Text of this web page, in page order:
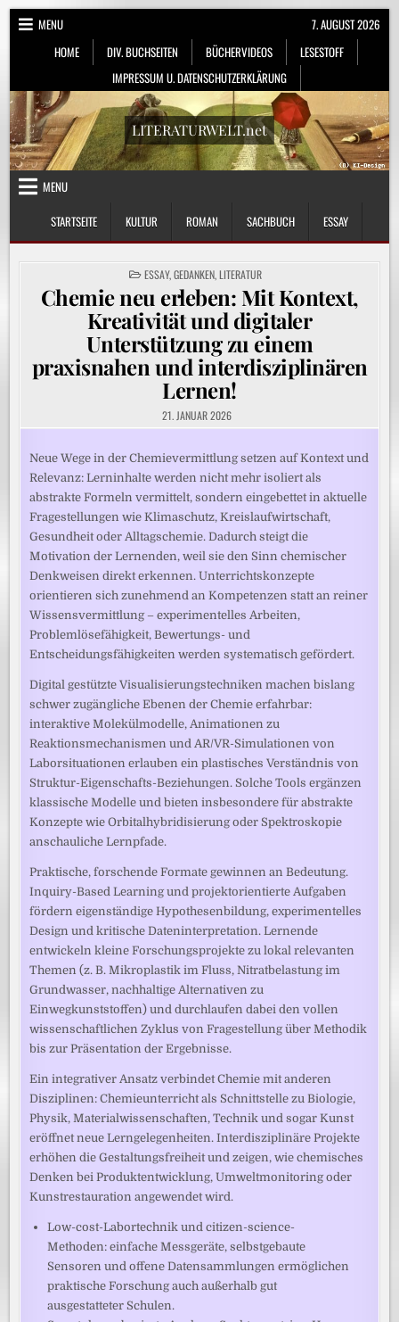
Skip
MENU
HOME
DIV. BUCHSEITEN BÜCHERVIDEOS
LESESTOFF
IMPRESSUM U. DATENSCHUTZERKLÄRUNG
7. AUGUST 2026
LITERATURWELT.net
MENU
STARTSEITE
KULTUR ROMAN SACHBUCH ESSAY
POSTED
IN
ESSAY,GEDANKEN,LITERATUR
Chemie neu erleben: Mit Kontext,
Kreativität und digitaler
Unterstützung zu einem
praxisnahen und interdisziplinären
Lernen!
21. JANUAR 2026
Neue Wege in der Chemievermittlung setzen auf Kontext und
Relevanz: Lerninhalte werden nicht mehr isoliert als
abstrakte Formeln vermittelt, sondern eingebettet in aktuelle
Fragestellungen wie Klimaschutz, Kreislaufwirtschaft,
Gesundheit oder Alltagschemie. Dadurch steigt die
Motivation der Lernenden, weil sie den Sinn chemischer
Denkweisen direkt erkennen. Unterrichtskonzepte
orientieren sich zunehmend an Kompetenzen statt an reiner
Wissensvermittlung – experimentelles Arbeiten,
Problemlösefähigkeit, Bewertungs- und
Entscheidungsfähigkeiten werden systematisch gefördert.
Digital gestützte Visualisierungstechniken machen bislang
schwer zugängliche Ebenen der Chemie erfahrbar:
interaktive Molekülmodelle, Animationen zu
Reaktionsmechanismen und AR/VR-Simulationen von
Laborsituationen erlauben ein plastisches Verständnis von
Struktur-Eigenschafts-Beziehungen. Solche Tools ergänzen
klassische Modelle und bieten insbesondere für abstrakte
Konzepte wie Orbitalhybridisierung oder Spektroskopie
anschauliche Lernpfade.
Praktische, forschende Formate gewinnen an Bedeutung.
Inquiry-Based Learning und projektorientierte Aufgaben
fördern eigenständige Hypothesenbildung, experimentelles
Design und kritische Dateninterpretation. Lernende
entwickeln kleine Forschungsprojekte zu lokal relevanten
Themen (z. B. Mikroplastik im Fluss, Nitratbelastung im
Grundwasser, nachhaltige Alternativen zu
Einwegkunststoffen) und durchlaufen dabei den vollen
wissenschaftlichen Zyklus von Fragestellung über Methodik
bis zur Präsentation der Ergebnisse.
Ein integrativer Ansatz verbindet Chemie mit anderen
Disziplinen: Chemieunterricht als Schnittstelle zu Biologie,
Physik, Materialwissenschaften, Technik und sogar Kunst
eröffnet neue Lerngelegenheiten. Interdisziplinäre Projekte
erhöhen die Gestaltungsfreiheit und zeigen, wie chemisches
Denken bei Produktentwicklung, Umweltmonitoring oder
Kunstrestauration angewendet wird.
Low-cost-Labortechnik und citizen-science-
Methoden: einfache Messgeräte, selbstgebaute
Sensoren und offene Datensammlungen ermöglichen
praktische Forschung auch außerhalb gut
ausgestatteter Schulen.